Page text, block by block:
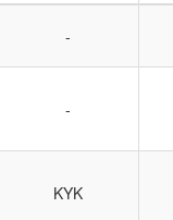
-
-
KYK